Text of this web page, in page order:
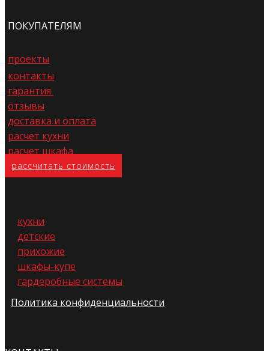
ПОКУПАТЕЛЯМ
проекты
контакты
гарантия
отзывы
доставка и оплата
расчет кухни
расчет шкафа
расс​читать стоимость
кухни
детские
прихожие
шкафы-купе
гардеробные системы
Политика конфиденциальности